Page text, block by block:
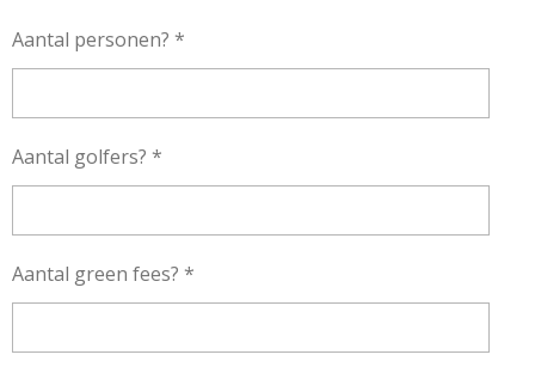
Aantal personen? *
Aantal golfers? *
Aantal green fees? *